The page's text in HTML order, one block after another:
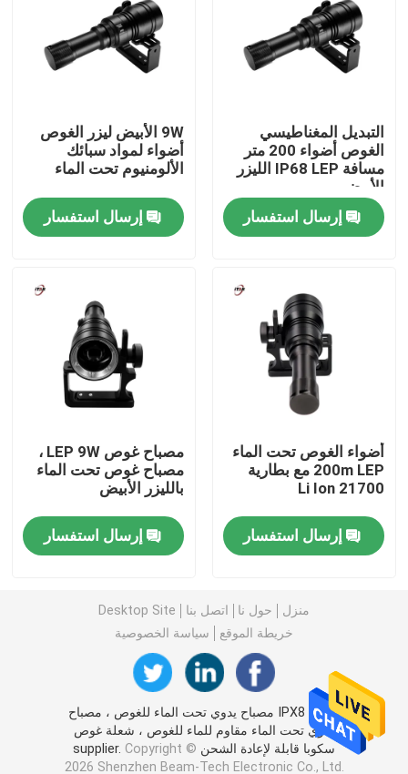
حولنا
جولة في المصنع
مراقبة الجودة
اتصل بنا
أخبار
اطلب اقتباس
مصباح يدوي للدراجة
مصباح يدوي LED قابل لإعادة الشحن
مصباح يدوي ليزر أبيض
أضواء لوح التزلج الكهربائية
أضواء الغوص
بطاريات ليثيوم أيون قابلة لإعادة الشحن
التبديل المغناطيسي
الغوص أضواء 200 متر
مسافة IP68 LEP الليزر
الأبيض
إرسال استفسار
9W الأبيض ليزر الغوص
أضواء لمواد سبائك
الألومنيوم تحت الماء
إرسال استفسار
أضواء الغوص تحت الماء
200m LEP مع بطارية
21700 Li Ion
إرسال استفسار
مصباح غوص LEP 9W ،
مصباح غوص تحت الماء
بالليزر الأبيض
إرسال استفسار
منزل حول نا اتصل بنا
Desktop Site
خريطة الموقع
سياسة الخصوصية
الصين IPX8 مصباح يدوي تحت الماء للغوص ، مصباح
يدوي تحت الماء مقاوم للماء للغوص ، شعلة غوص
سكوبا قابلة لإعادة الشحن supplier. Copyright ©
2026 Shenzhen Beam-Tech Electronic Co., Ltd.